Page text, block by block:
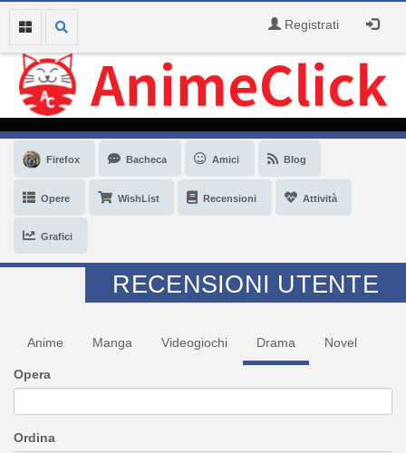
Registrati
Firefox Bacheca Amici Blog
Opere WishList Recensioni Attività
Grafici
RECENSIONI UTENTE
Anime Manga Videogiochi Drama Novel
Opera
Ordina